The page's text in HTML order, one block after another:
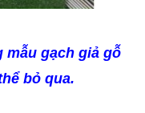
mẫu gạch giả gỗ
bỏ qua.